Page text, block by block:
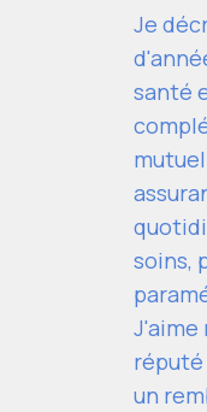
Je
santé
soins,
J'aime
un